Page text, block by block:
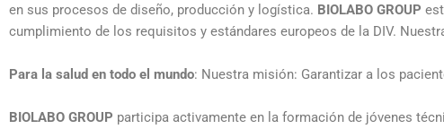
en sus procesos de diseño, producción y logística. BIOLABO GROUP
cumplimiento de los requisitos y estándares europeos de la DIV.
Para la salud en todo el mundo: Nuestra misión: Garantizar a los
BIOLABO GROUP participa activamente en la formación de jóvenes